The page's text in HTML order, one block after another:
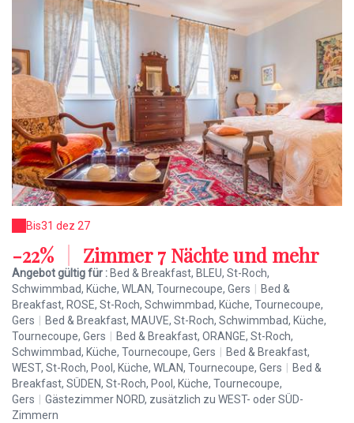
Bis31 dez 27
-22% Zimmer 7 Nächte und mehr
Angebot gültig für : Bed & Breakfast, BLEU, St-Roch,
Schwimmbad, Küche, WLAN, Tournecoupe, Gers
Bed &
Breakfast, ROSE, St-Roch, Schwimmbad, Küche, Tournecoupe,
Gers
Bed & Breakfast, MAUVE, St-Roch, Schwimmbad, Küche,
Tournecoupe, Gers
Bed & Breakfast, ORANGE, St-Roch,
Schwimmbad, Küche, Tournecoupe, Gers
Bed & Breakfast,
WEST, St-Roch, Pool, Küche, WLAN, Tournecoupe, Gers
Bed &
Breakfast, SÜDEN, St-Roch, Pool, Küche, Tournecoupe,
Gers
Gästezimmer NORD, zusätzlich zu WEST- oder SÜD-
Zimmern